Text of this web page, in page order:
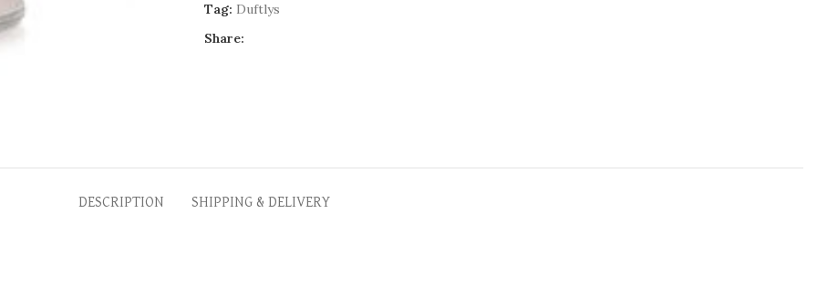
Tag: Duftlys
Share:
DESCRIPTION SHIPPING & DELIVERY